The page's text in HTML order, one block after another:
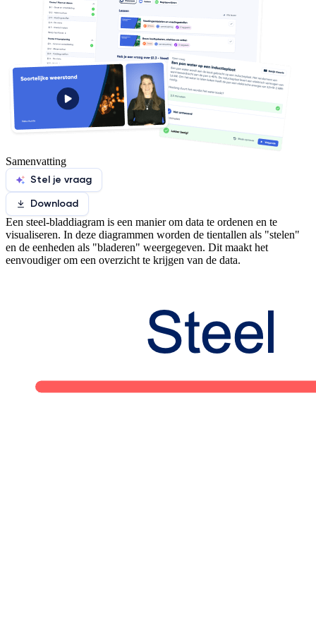
Samenvatting
Stel je vraag
Download
Een steel-bladdiagram is een manier om data te ordenen en te
visualiseren. In deze diagrammen worden de tientallen als "stelen"
en de eenheden als "bladeren" weergegeven. Dit maakt het
eenvoudiger om een overzicht te krijgen van de data.